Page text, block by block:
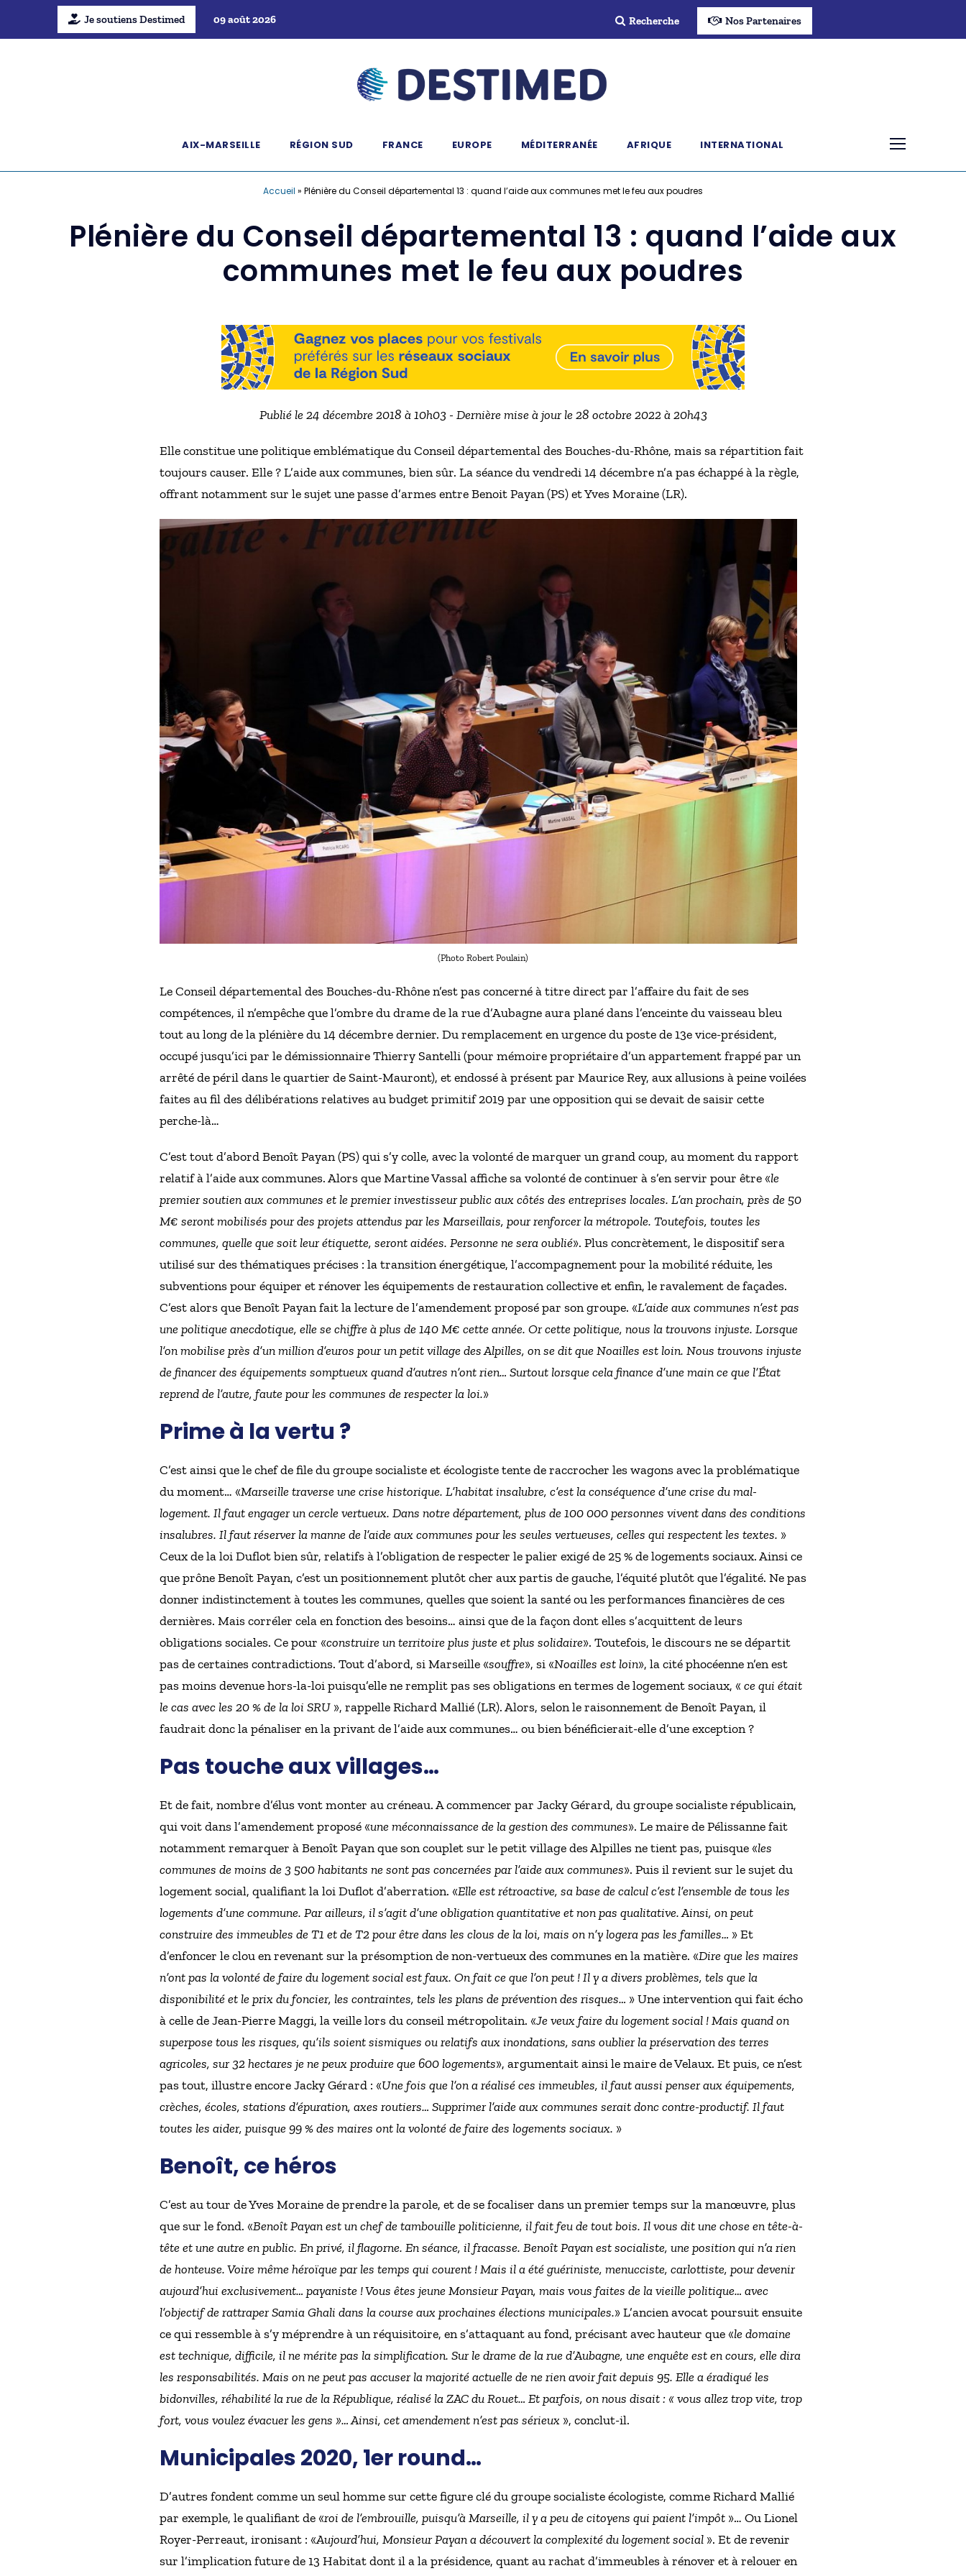
Je soutiens Destimed 09 août 2026 Recherche Nos Partenaires
AIX-MARSEILLE RÉGION SUD FRANCE EUROPE MÉDITERRANÉE AFRIQUE INTERNATIONAL
Accueil » Plénière du Conseil départemental 13 : quand l’aide aux communes met le feu aux poudres
Plénière du Conseil départemental 13 : quand l’aide aux
communes met le feu aux poudres
Publié le 24 décembre 2018 à 10h03 - Dernière mise à jour le 28 octobre 2022 à 20h43
Elle constitue une politique emblématique du Conseil départemental des Bouches-du-Rhône, mais sa répartition fait
toujours causer. Elle ? L’aide aux communes, bien sûr. La séance du vendredi 14 décembre n’a pas échappé à la règle,
offrant notamment sur le sujet une passe d’armes entre Benoit Payan (PS) et Yves Moraine (LR).
(Photo Robert Poulain)
Le Conseil départemental des Bouches-du-Rhône n’est pas concerné à titre direct par l’affaire du fait de ses
compétences, il n’empêche que l’ombre du drame de la rue d’Aubagne aura plané dans l’enceinte du vaisseau bleu
tout au long de la plénière du 14 décembre dernier. Du remplacement en urgence du poste de 13e vice-président,
occupé jusqu’ici par le démissionnaire Thierry Santelli (pour mémoire propriétaire d’un appartement frappé par un
arrêté de péril dans le quartier de Saint-Mauront), et endossé à présent par Maurice Rey, aux allusions à peine voilées
faites au fil des délibérations relatives au budget primitif 2019 par une opposition qui se devait de saisir cette
perche-là…
C’est tout d’abord Benoît Payan (PS) qui s’y colle, avec la volonté de marquer un grand coup, au moment du rapport
relatif à l’aide aux communes. Alors que Martine Vassal affiche sa volonté de continuer à s’en servir pour être «le
premier soutien aux communes et le premier investisseur public aux côtés des entreprises locales. L’an prochain, près de 50
M€ seront mobilisés pour des projets attendus par les Marseillais, pour renforcer la métropole. Toutefois, toutes les
communes, quelle que soit leur étiquette, seront aidées. Personne ne sera oublié». Plus concrètement, le dispositif sera
utilisé sur des thématiques précises : la transition énergétique, l’accompagnement pour la mobilité réduite, les
subventions pour équiper et rénover les équipements de restauration collective et enfin, le ravalement de façades.
C’est alors que Benoît Payan fait la lecture de l’amendement proposé par son groupe. «L’aide aux communes n’est pas
une politique anecdotique, elle se chiffre à plus de 140 M€ cette année. Or cette politique, nous la trouvons injuste. Lorsque
l’on mobilise près d’un million d’euros pour un petit village des Alpilles, on se dit que Noailles est loin. Nous trouvons injuste
de financer des équipements somptueux quand d’autres n’ont rien… Surtout lorsque cela finance d’une main ce que l’État
reprend de l’autre, faute pour les communes de respecter la loi.»
Prime à la vertu ?
C’est ainsi que le chef de file du groupe socialiste et écologiste tente de raccrocher les wagons avec la problématique
du moment… «Marseille traverse une crise historique. L’habitat insalubre, c’est la conséquence d’une crise du mal-
logement. Il faut engager un cercle vertueux. Dans notre département, plus de 100 000 personnes vivent dans des conditions
insalubres. Il faut réserver la manne de l’aide aux communes pour les seules vertueuses, celles qui respectent les textes. »
Ceux de la loi Duflot bien sûr, relatifs à l’obligation de respecter le palier exigé de 25 % de logements sociaux. Ainsi ce
que prône Benoît Payan, c’est un positionnement plutôt cher aux partis de gauche, l’équité plutôt que l’égalité. Ne pas
donner indistinctement à toutes les communes, quelles que soient la santé ou les performances financières de ces
dernières. Mais corréler cela en fonction des besoins… ainsi que de la façon dont elles s’acquittent de leurs
obligations sociales. Ce pour «construire un territoire plus juste et plus solidaire». Toutefois, le discours ne se départit
pas de certaines contradictions. Tout d’abord, si Marseille «souffre», si «Noailles est loin», la cité phocéenne n’en est
pas moins devenue hors-la-loi puisqu’elle ne remplit pas ses obligations en termes de logement sociaux, « ce qui était
le cas avec les 20 % de la loi SRU », rappelle Richard Mallié (LR). Alors, selon le raisonnement de Benoît Payan, il
faudrait donc la pénaliser en la privant de l’aide aux communes… ou bien bénéficierait-elle d’une exception ?
Pas touche aux villages…
Et de fait, nombre d’élus vont monter au créneau. A commencer par Jacky Gérard, du groupe socialiste républicain,
qui voit dans l’amendement proposé «une méconnaissance de la gestion des communes». Le maire de Pélissanne fait
notamment remarquer à Benoît Payan que son couplet sur le petit village des Alpilles ne tient pas, puisque «les
communes de moins de 3 500 habitants ne sont pas concernées par l’aide aux communes». Puis il revient sur le sujet du
logement social, qualifiant la loi Duflot d’aberration. «Elle est rétroactive, sa base de calcul c’est l’ensemble de tous les
logements d’une commune. Par ailleurs, il s’agit d’une obligation quantitative et non pas qualitative. Ainsi, on peut
construire des immeubles de T1 et de T2 pour être dans les clous de la loi, mais on n’y logera pas les familles… » Et
d’enfoncer le clou en revenant sur la présomption de non-vertueux des communes en la matière. «Dire que les maires
n’ont pas la volonté de faire du logement social est faux. On fait ce que l’on peut ! Il y a divers problèmes, tels que la
disponibilité et le prix du foncier, les contraintes, tels les plans de prévention des risques… » Une intervention qui fait écho
à celle de Jean-Pierre Maggi, la veille lors du conseil métropolitain. «Je veux faire du logement social ! Mais quand on
superpose tous les risques, qu’ils soient sismiques ou relatifs aux inondations, sans oublier la préservation des terres
agricoles, sur 32 hectares je ne peux produire que 600 logements», argumentait ainsi le maire de Velaux. Et puis, ce n’est
pas tout, illustre encore Jacky Gérard : «Une fois que l’on a réalisé ces immeubles, il faut aussi penser aux équipements,
crèches, écoles, stations d’épuration, axes routiers… Supprimer l’aide aux communes serait donc contre-productif. Il faut
toutes les aider, puisque 99 % des maires ont la volonté de faire des logements sociaux. »
Benoît, ce héros
C’est au tour de Yves Moraine de prendre la parole, et de se focaliser dans un premier temps sur la manœuvre, plus
que sur le fond. «Benoît Payan est un chef de tambouille politicienne, il fait feu de tout bois. Il vous dit une chose en tête-à-
tête et une autre en public. En privé, il flagorne. En séance, il fracasse. Benoît Payan est socialiste, une position qui n’a rien
de honteuse. Voire même héroïque par les temps qui courent ! Mais il a été guériniste, menucciste, carlottiste, pour devenir
aujourd’hui exclusivement… payaniste ! Vous êtes jeune Monsieur Payan, mais vous faites de la vieille politique… avec
l’objectif de rattraper Samia Ghali dans la course aux prochaines élections municipales.» L’ancien avocat poursuit ensuite
ce qui ressemble à s’y méprendre à un réquisitoire, en s’attaquant au fond, précisant avec hauteur que «le domaine
est technique, difficile, il ne mérite pas la simplification. Sur le drame de la rue d’Aubagne, une enquête est en cours, elle dira
les responsabilités. Mais on ne peut pas accuser la majorité actuelle de ne rien avoir fait depuis 95. Elle a éradiqué les
bidonvilles, réhabilité la rue de la République, réalisé la ZAC du Rouet… Et parfois, on nous disait : « vous allez trop vite, trop
fort, vous voulez évacuer les gens »… Ainsi, cet amendement n’est pas sérieux », conclut-il.
Municipales 2020, 1er round…
D’autres fondent comme un seul homme sur cette figure clé du groupe socialiste écologiste, comme Richard Mallié
par exemple, le qualifiant de «roi de l’embrouille, puisqu’à Marseille, il y a peu de citoyens qui paient l’impôt »… Ou Lionel
Royer-Perreaut, ironisant : «Aujourd’hui, Monsieur Payan a découvert la complexité du logement social ». Et de revenir
sur l’implication future de 13 Habitat dont il a la présidence, quant au rachat d’immeubles à rénover et à relouer en